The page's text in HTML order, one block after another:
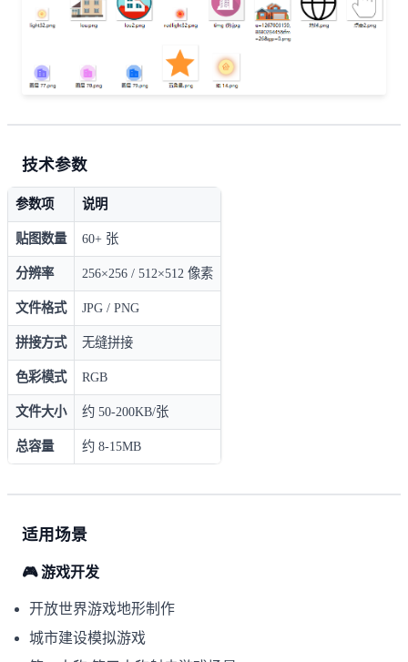
技术参数
参数项 说明
贴图数量 60+ 张
分辨率 256×256 / 512×512 像素
文件格式 JPG / PNG
拼接方式 无缝拼接
色彩模式 RGB
文件大小 约 50-200KB/张
总容量 约 8-15MB
适用场景
🎮 游戏开发
开放世界游戏地形制作
城市建设模拟游戏